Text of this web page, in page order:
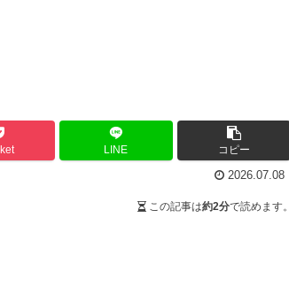
LINE コピー
2026.07.08
この記事は約2分で読めます。